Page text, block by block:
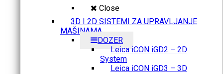
Close
3D I 2D SISTEMI ZA UPRAVLJANJE
MAŠINAMA
DOZER
Leica iCON iGD2 – 2D
System
Leica iCON iGD3 – 3D